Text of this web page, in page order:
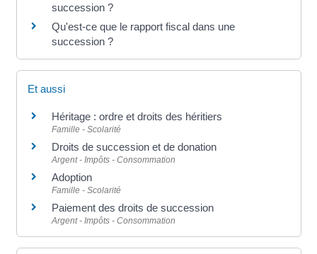
succession ?
Qu'est-ce que le rapport fiscal dans une
succession ?
Et aussi
Héritage : ordre et droits des héritiers
Famille - Scolarité
Droits de succession et de donation
Argent - Impôts - Consommation
Adoption
Famille - Scolarité
Paiement des droits de succession
Argent - Impôts - Consommation